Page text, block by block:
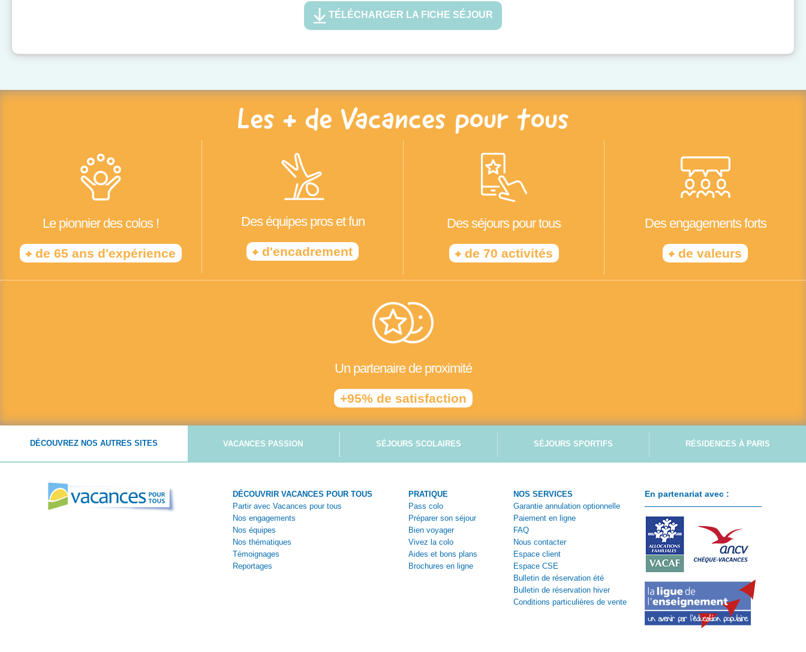
TÉLÉCHARGER LA FICHE SÉJOUR
Les + de Vacances pour tous
Le pionnier des colos !
+ de 65 ans d'expérience
Des équipes pros et fun
+ d'encadrement
Des séjours pour tous
+de 70 activités
Des engagements forts
+ de valeurs
Un partenaire de proximité
+95% de satisfaction
DÉCOUVREZ NOS AUTRES SITES VACANCES PASSION SÉJOURS SCOLAIRES SÉJOURS SPORTIFS RÉSIDENCES À PARIS
DÉCOUVRIR VACANCES POUR TOUS
Partir avec Vacances pour tous
Nos engagements
Nos équipes
Nos thématiques
Témoignages
Reportages
PRATIQUE
Pass colo
Préparer son séjour
Bien voyager
Vivez la colo
Aides et bons plans
Brochures en ligne
NOS SERVICES
Garantie annulation optionnelle
Paiement en ligne
FAQ
Nous contacter
Espace client
Espace CSE
Bulletin de réservation été
Bulletin de réservation hiver
Conditions particulières de vente
En partenariat avec :